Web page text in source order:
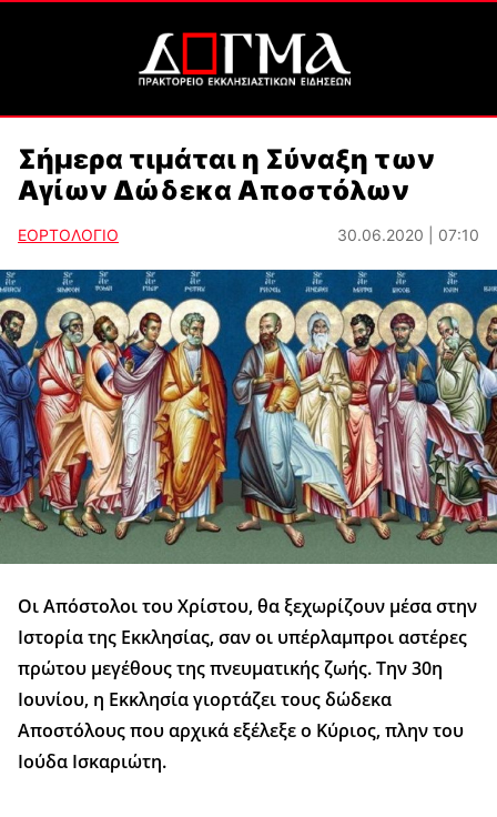
Σήμερα τιμάται η Σύναξη των
Αγίων Δώδεκα Αποστόλων
ΕΟΡΤΟΛΟΓΙΟ 30.06.2020 | 07:10
Οι Απόστολοι του Χρίστου, θα ξεχωρίζουν μέσα στην
Ιστορία της Εκκλησίας, σαν οι υπέρλαμπροι αστέρες
πρώτου μεγέθους της πνευματικής ζωής. Την 30η
Ιουνίου, η Εκκλησία γιορτάζει τους δώδεκα
Αποστόλους που αρχικά εξέλεξε ο Κύριος, πλην του
Ιούδα Ισκαριώτη.